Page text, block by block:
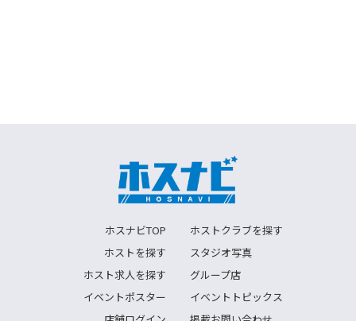
ホスナビTOP
ホストクラブを探す
ホストを探す
スタジオ写真
ホスト求人を探す
グループ店
イベントポスター
イベントトピックス